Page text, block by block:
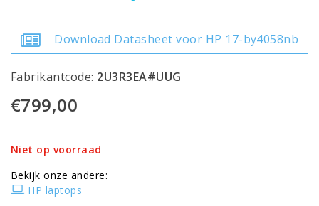
Download Datasheet voor HP 17-by4058nb
Fabrikantcode: 2U3R3EA#UUG
€799,00
Niet op voorraad
Bekijk onze andere:
HP laptops